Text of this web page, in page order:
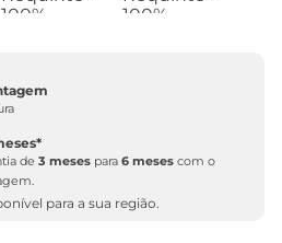
*
de3 meses para6 meses com o
para a sua região.